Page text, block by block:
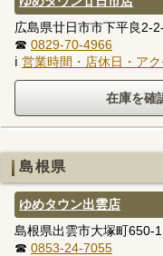
広島県廿日市市下平良2-
☎ 0829-70-4966
ℹ 営業時間・店休日・ア
島根県
ゆめタウン出雲店
島根県出雲市大塚町650-
☎ 0853-24-7055